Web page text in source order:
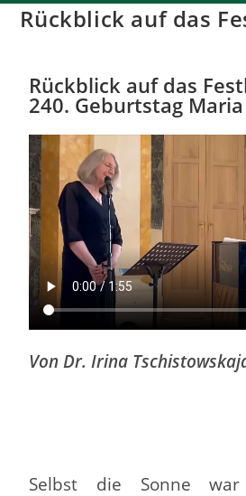
Rückblick auf das
Rückblick auf das
240. Geburtstag
Von Dr. Irina
Selbst die Sonne